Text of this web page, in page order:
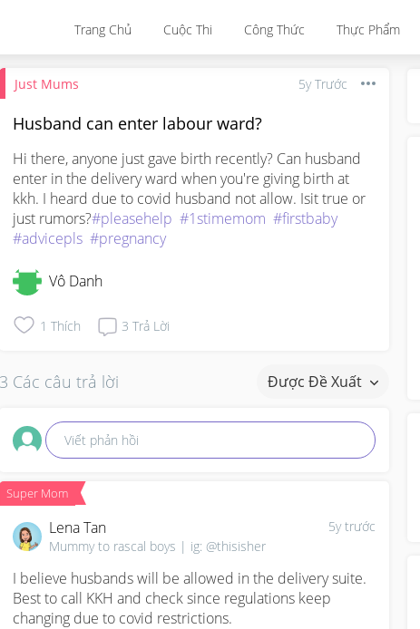
Trang Chủ Cuộc Thi Công Thức Thực Phẩm
Just Mums 5y Trước
Husband can enter labour ward?
Hi there, anyone just gave birth recently? Can husband
enter in the delivery ward when you're giving birth at
kkh. I heard due to covid husband not allow. Isit true or
just rumors?#pleasehelp #1stimemom #firstbaby
#advicepls #pregnancy
Vô Danh
1 Thích 3 Trả Lời
3 Các câu trả lời Được Đề Xuất
Viết phản hồi
Super Mom
5y trước
Lena Tan
Mummy to rascal boys | ig: @thisisher
I believe husbands will be allowed in the delivery suite.
Best to call KKH and check since regulations keep
changing due to covid restrictions.